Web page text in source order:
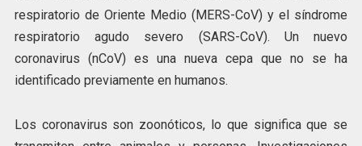
respiratorio de Oriente Medio (MERS-CoV) y el síndrome
respiratorio agudo severo (SARS-CoV). Un nuevo
coronavirus (nCoV) es una nueva cepa que no se ha
identificado previamente en humanos.
Los coronavirus son zoonóticos, lo que significa que se